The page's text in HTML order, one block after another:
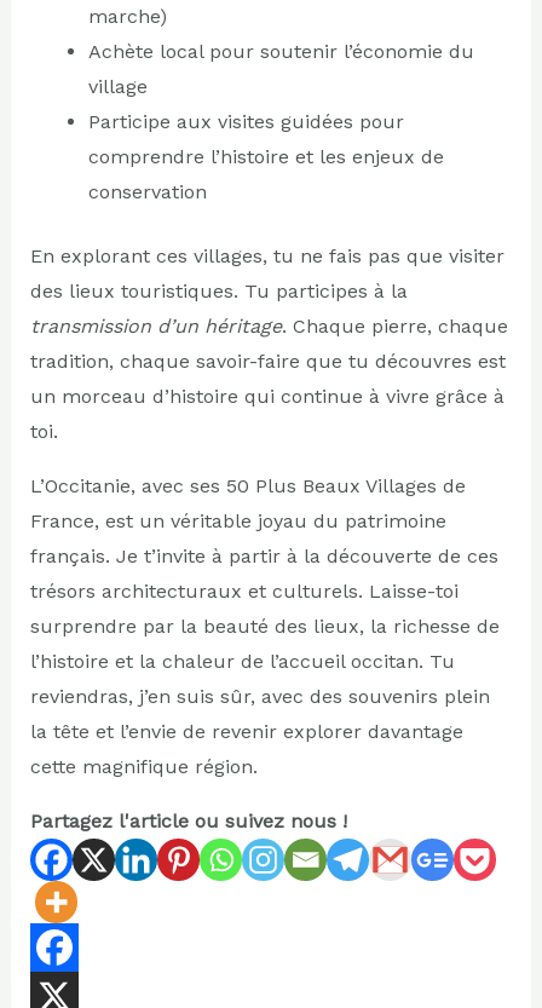
marche)
Achète local pour soutenir l’économie du
village
Participe aux visites guidées pour
comprendre l’histoire et les enjeux de
conservation
En explorant ces villages, tu ne fais pas que visiter
des lieux touristiques. Tu participes à la
transmission d’un héritage. Chaque pierre, chaque
tradition, chaque savoir-faire que tu découvres est
un morceau d’histoire qui continue à vivre grâce à
toi.
L’Occitanie, avec ses 50 Plus Beaux Villages de
France, est un véritable joyau du patrimoine
français. Je t’invite à partir à la découverte de ces
trésors architecturaux et culturels. Laisse-toi
surprendre par la beauté des lieux, la richesse de
l’histoire et la chaleur de l’accueil occitan. Tu
reviendras, j’en suis sûr, avec des souvenirs plein
la tête et l’envie de revenir explorer davantage
cette magnifique région.
Partagez l'article ou suivez nous !